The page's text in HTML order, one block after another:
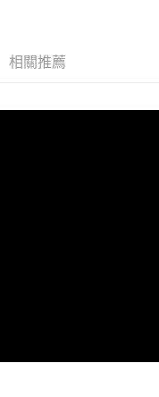
相關推薦